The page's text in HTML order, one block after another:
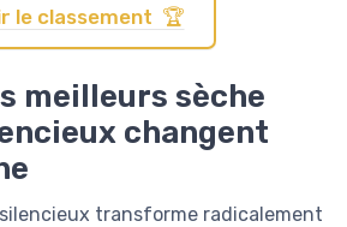
le classement 🏆
meilleurs sèche
changent
transforme radicalement